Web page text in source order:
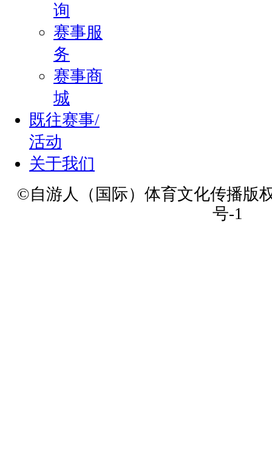
询
赛事服
务
赛事商
城
既往赛事/
活动
关于我们
©自游人（国际）体育文化传播版
号-1